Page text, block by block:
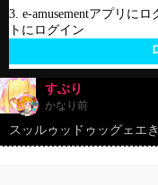
3. e-amusementアプリに
トにログイン
すぶり
かなり前
スッルゥッドゥッグェエ